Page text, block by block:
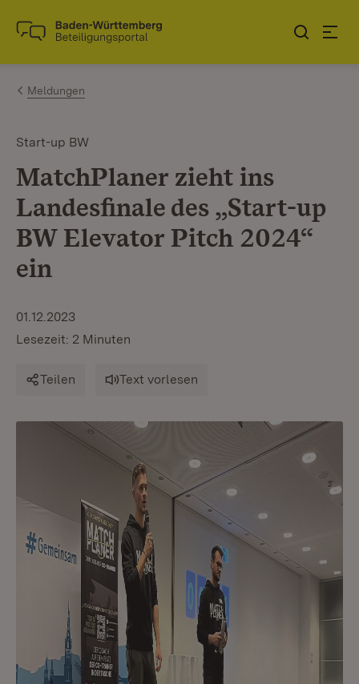
Zum Inhalt springen
Link zur Startseite
Meldungen
Start-up BW
MatchPlaner zieht ins
Landesfinale des „Start-up
BW Elevator Pitch 2024“
ein
01.12.2023
Lesezeit: 2 Minuten
Teilen Text vorlesen